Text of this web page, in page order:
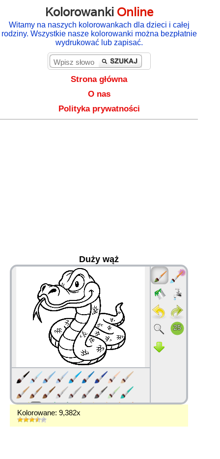
Kolorowanki Online
Witamy na naszych kolorowankach dla dzieci i całej
rodziny. Wszystkie nasze kolorowanki można bezpłatnie
wydrukować lub zapisać.
Strona główna
O nas
Polityka prywatności
Duży wąż
Kolorowane: 9,382x